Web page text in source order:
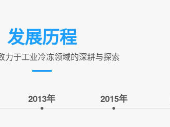
发展历程
力于工业冷冻领域的深耕与探索
2013年 2015年